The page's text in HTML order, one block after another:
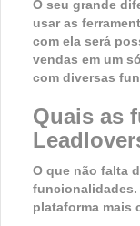
O seu grande
usar as
com ela será
vendas em um
com diversas
Quais as
O que não falta
funcionalidades.
plataforma mais